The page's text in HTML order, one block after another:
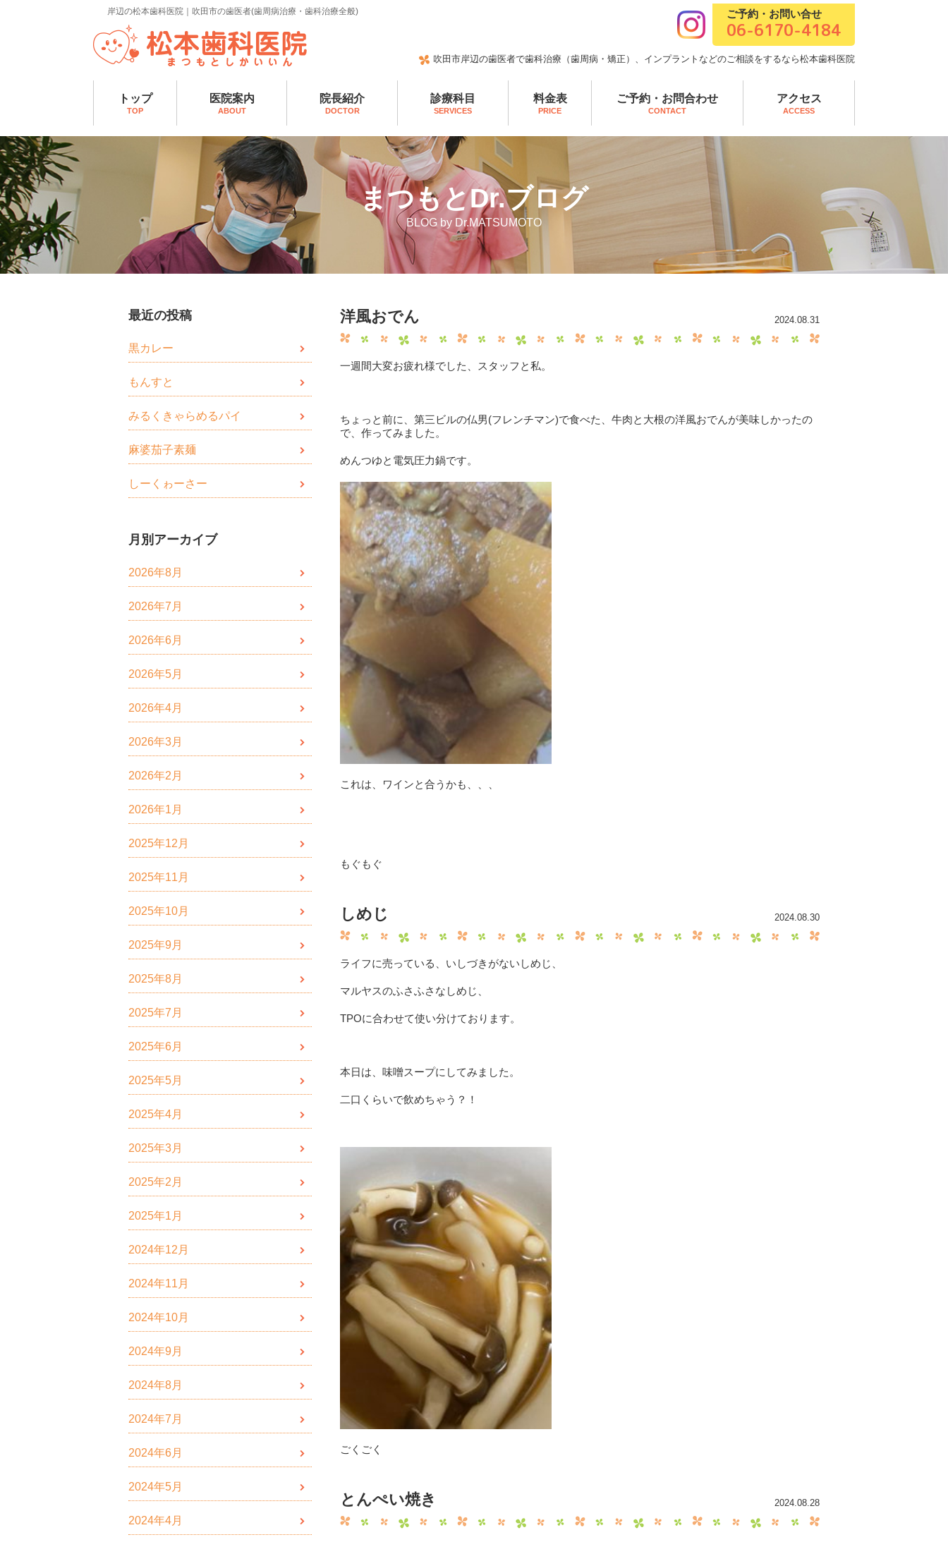
岸辺の松本歯科医院｜吹田市の歯医者(歯周病治療・歯科治療全般)
吹田市岸辺の歯医者で歯科治療（歯周病・矯正）、 インプラントなどのご相談をするなら松本歯科医院
ご予約・お問い合せ
06-6170-4184
トップ
TOP
医院案内
ABOUT
院長紹介
DOCTOR
診療科目
SERVICES
料金表
PRICE
ご予約・お問合わせ
CONTACT
アクセス
ACCESS
まつもとDr.ブログ
BLOG by Dr.MATSUMOTO
2024.08.31
洋風おでん
一週間大変お疲れ様でした、スタッフと私。
ちょっと前に、第三ビルの仏男(フレンチマン)で食べた、牛肉と大根の洋風おでんが美味しかったの
で、作ってみました。
めんつゆと電気圧力鍋です。
これは、ワインと合うかも、、、
もぐもぐ
2024.08.30
しめじ
ライフに売っている、いしづきがないしめじ、
マルヤスのふさふさなしめじ、
TPOに合わせて使い分けております。
本日は、味噌スープにしてみました。
二口くらいで飲めちゃう？！
ごくごく
2024.08.28
とんぺい焼き
最近の投稿
黒カレー
もんすと
みるくきゃらめるパイ
麻婆茄子素麺
しーくゎーさー
月別アーカイブ
2026年8月
2026年7月
2026年6月
2026年5月
2026年4月
2026年3月
2026年2月
2026年1月
2025年12月
2025年11月
2025年10月
2025年9月
2025年8月
2025年7月
2025年6月
2025年5月
2025年4月
2025年3月
2025年2月
2025年1月
2024年12月
2024年11月
2024年10月
2024年9月
2024年8月
2024年7月
2024年6月
2024年5月
2024年4月